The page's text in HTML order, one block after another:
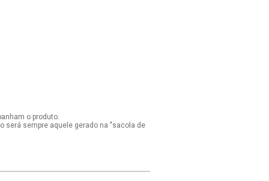
o produto.
será sempre aquele gerado na "sacola de